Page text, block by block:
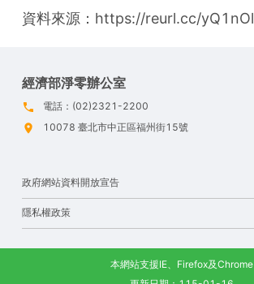
資料來源：https://reurl.cc/yQ1nOl
經濟部淨零辦公室
電話：(02)2321-2200
10078 臺北市中正區福州街15號
政府網站資料開放宣告
隱私權政策
本網站支援IE、Firefox及Chrome